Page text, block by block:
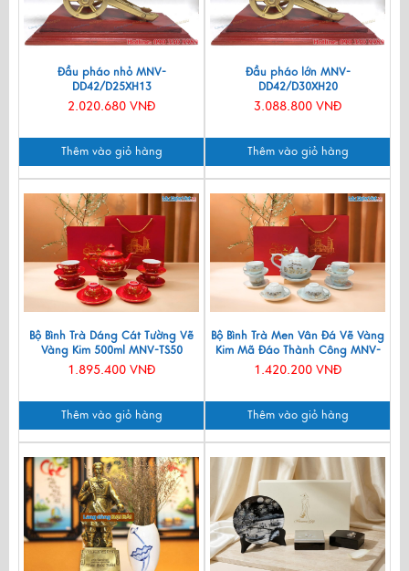
Đầu pháo nhỏ MNV-
DD42/D25XH13
2.020.680 VNĐ
Thêm vào giỏ hàng
Đầu pháo lớn MNV-
DD42/D30XH20
3.088.800 VNĐ
Thêm vào giỏ hàng
Bộ Bình Trà Dáng Cát Tường Vẽ
Vàng Kim 500ml MNV-TS50
1.895.400 VNĐ
Thêm vào giỏ hàng
Bộ Bình Trà Men Vân Đá Vẽ Vàng
Kim Mã Đáo Thành Công MNV-
BTV11
1.420.200 VNĐ
Thêm vào giỏ hàng